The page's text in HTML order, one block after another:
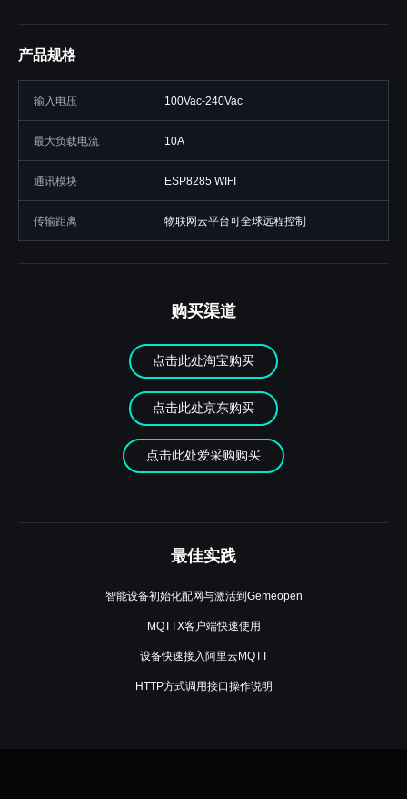
产品规格
输入电压 100Vac-240Vac
最大负载电流 10A
通讯模块 ESP8285 WIFI
传输距离 物联网云平台可全球远程控制
购买渠道
点击此处淘宝购买
点击此处京东购买
点击此处爱采购购买
最佳实践
智能设备初始化配网与激活到Gemeopen
MQTTX客户端快速使用
设备快速接入阿里云MQTT
HTTP方式调用接口操作说明